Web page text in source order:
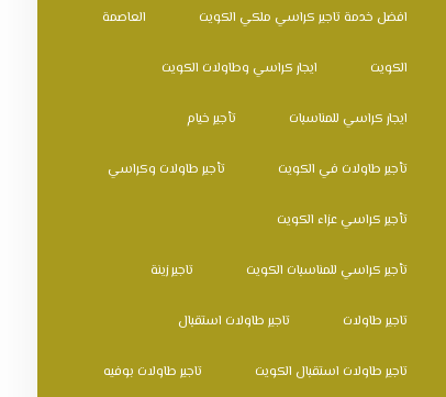
افضل خدمة تاجير كراسي ملكي الكويت العاصمة
الكويت ايجار كراسي وطاولات الكويت
ايجار كراسي للمناسبات تأجير خيام
تأجير طاولات في الكويت تأجير طاولات وكراسي
تأجير كراسي عزاء الكويت
تأجير كراسي للمناسبات الكويت تاجير زينة
تاجير طاولات تاجير طاولات استقبال
تاجير طاولات استقبال الكويت تاجير طاولات بوفيه